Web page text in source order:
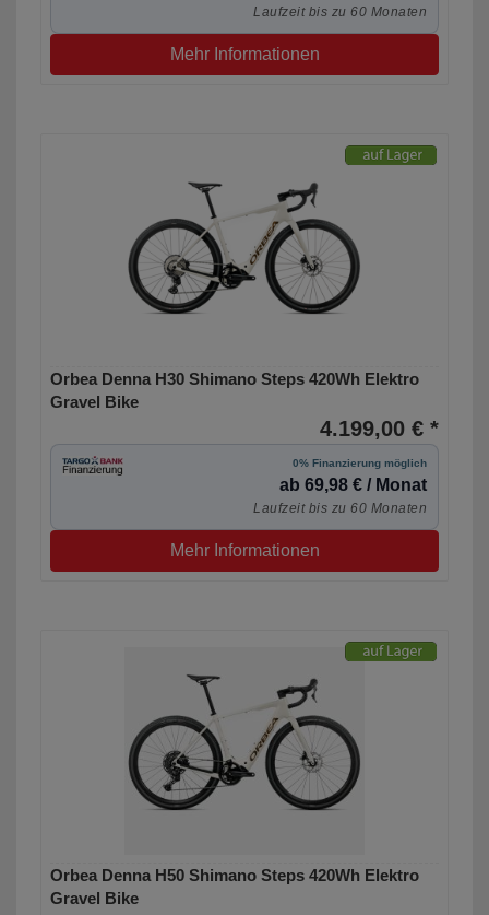
Laufzeit bis zu 60 Monaten
Mehr Informationen
Orbea Denna H30 Shimano Steps 420Wh Elektro
Gravel Bike
4.199,00 € *
0% Finanzierung möglich
ab 69,98 € / Monat
Laufzeit bis zu 60 Monaten
Mehr Informationen
Orbea Denna H50 Shimano Steps 420Wh Elektro
Gravel Bike